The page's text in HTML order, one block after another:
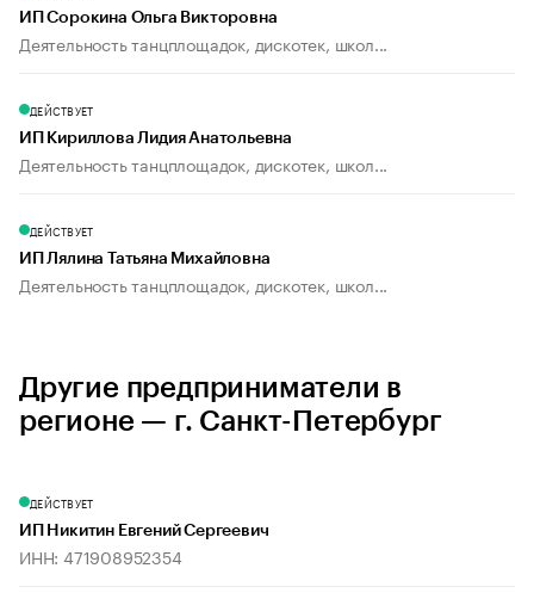
ИП Сорокина Ольга Викторовна
Деятельность танцплощадок, дискотек, школ...
ДЕЙСТВУЕТ
ИП Кириллова Лидия Анатольевна
Деятельность танцплощадок, дискотек, школ...
ДЕЙСТВУЕТ
ИП Лялина Татьяна Михайловна
Деятельность танцплощадок, дискотек, школ...
Другие предприниматели в
регионе — г. Санкт-Петербург
ДЕЙСТВУЕТ
ИП Никитин Евгений Сергеевич
ИНН: 471908952354